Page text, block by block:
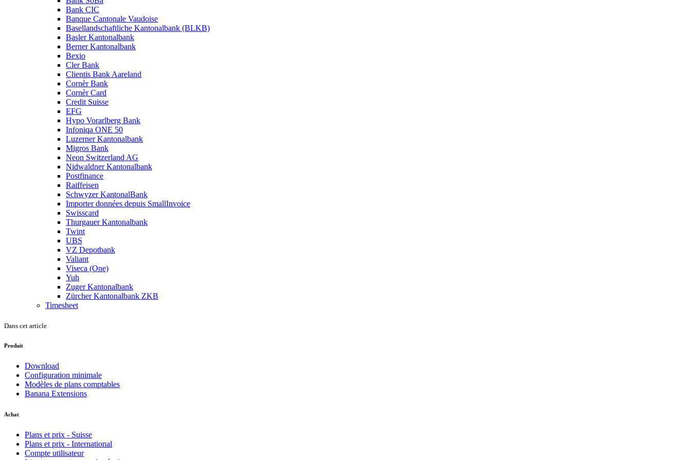
Bank CIC
Banque Cantonale Vaudoise
Basellandschaftliche Kantonalbank (BLKB)
Basler Kantonalbank
Berner Kantonalbank
Bexio
Cler Bank
Clientis Bank Aareland
Cornèr Bank
Cornèr Card
Credit Suisse
EFG
Hypo Vorarlberg Bank
Infoniqa ONE 50
Luzerner Kantonalbank
Migros Bank
Neon Switzerland AG
Nidwaldner Kantonalbank
Postfinance
Raiffeisen
Schwyzer KantonalBank
Importer données depuis SmallInvoice
Swisscard
Thurgauer Kantonalbank
Twint
UBS
VZ Depotbank
Valiant
Viseca (One)
Yuh
Zuger Kantonalbank
Zürcher Kantonalbank ZKB
Timesheet
Dans cet article
Produit
Download
Configuration minimale
Modèles de plans comptables
Banana Extensions
Achat
Plans et prix - Suisse
Plans et prix - International
Compte utilisateur